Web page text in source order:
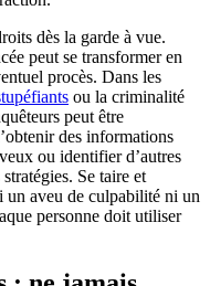
dès la garde à vue.
peut se transformer en
procès. Dans les
ou la criminalité
peut être
des informations
ou identifier d’autres
Se taire et
un aveu de culpabilité ni un
personne doit utiliser